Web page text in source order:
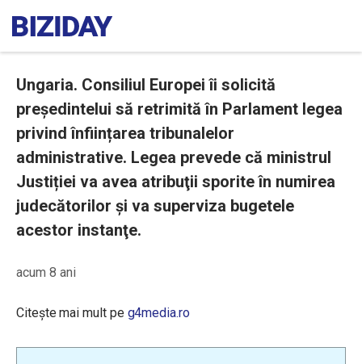
Ungaria. Consiliul Europei îi solicită
președintelui să retrimită în Parlament legea
privind înființarea tribunalelor
administrative. Legea prevede că ministrul
Justiției va avea atribuţii sporite în numirea
judecătorilor şi va superviza bugetele
acestor instanţe.
acum 8 ani
Citește mai mult pe g4media.ro